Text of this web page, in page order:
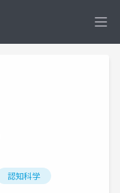
認知科学